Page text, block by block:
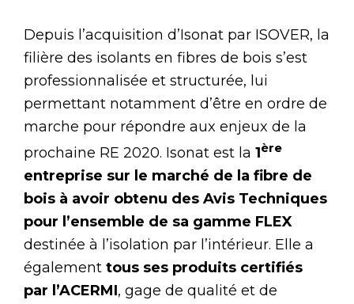
Depuis l’acquisition d’Isonat par ISOVER, la
filière des isolants en fibres de bois s’est
professionnalisée et structurée, lui
permettant notamment d’être en ordre de
marche pour répondre aux enjeux de la
prochaine RE 2020. Isonat est la 1ère
entreprise sur le marché de la fibre de
bois à avoir obtenu des Avis Techniques
pour l’ensemble de sa gamme FLEX
destinée à l’isolation par l’intérieur. Elle a
également tous ses produits certifiés
par l’ACERMI, gage de qualité et de